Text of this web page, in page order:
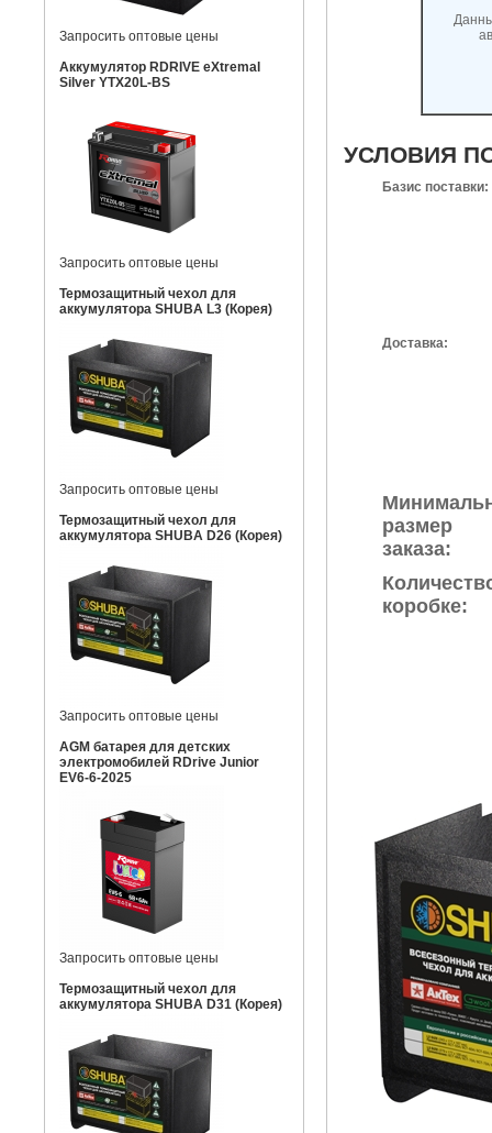
Запросить оптовые цены
Аккумулятор RDRIVE eXtremal
Silver YTX20L-BS
Запросить оптовые цены
Термозащитный чехол для
аккумулятора SHUBA L3 (Корея)
Запросить оптовые цены
Термозащитный чехол для
аккумулятора SHUBA D26 (Корея)
Запросить оптовые цены
AGM батарея для детских
электромобилей RDrive Junior
EV6-6-2025
Запросить оптовые цены
Термозащитный чехол для
аккумулятора SHUBA D31 (Корея)
УСЛОВИЯ
Базис поставки:
Доставка:
размер
заказа:
коробке: